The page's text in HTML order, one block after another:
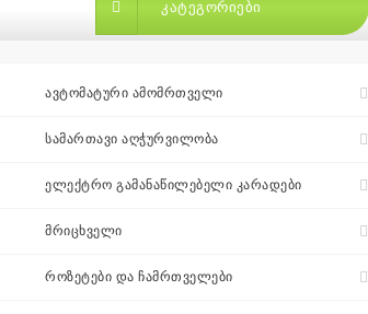
ᲙᲐᲢᲔᲒᲝᲠᲘᲔᲑᲘ ᲛᲗᲐᲕᲐᲠᲘ
თვის
ᲙᲐᲢᲔᲒᲝᲠᲘᲔᲑᲘ
ᲐᲕᲢᲝᲛᲐᲢᲣᲠᲘ ᲐᲛᲝᲛᲠᲗᲕᲔᲚᲘ
ᲡᲐᲛᲐᲠᲗᲐᲕᲘ ᲐᲦᲭᲣᲠᲕᲘᲚᲝᲑᲐ
ᲔᲚᲔᲥᲢᲠᲝ ᲒᲐᲛᲐᲜᲐᲬᲘᲚᲔᲑᲔᲚᲘ ᲙᲐᲠᲐᲓᲔᲑᲘ
ᲛᲠᲘᲪᲮᲕᲔᲚᲘ
ᲠᲝᲖᲔᲢᲔᲑᲘ ᲓᲐ ᲩᲐᲛᲠᲗᲕᲔᲚᲔᲑᲘ